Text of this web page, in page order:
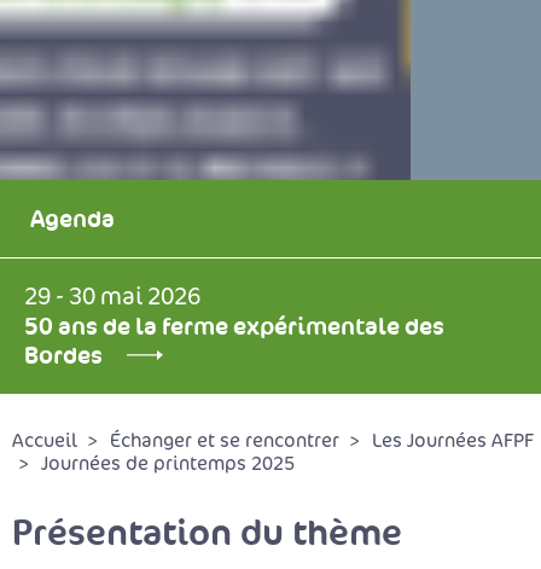
Agenda
29 - 30 mai 2026
50 ans de la ferme expérimentale des
Bordes
Accueil Échanger et se rencontrer
Les Journées AFPF
Journées de printemps 2025
Présentation du thème